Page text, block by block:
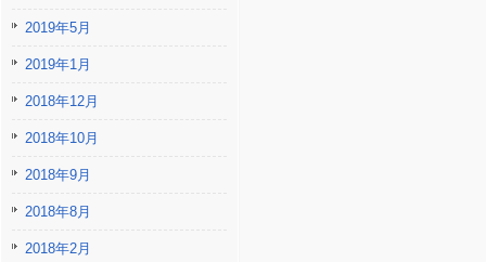
2019年5月
2019年1月
2018年12月
2018年10月
2018年9月
2018年8月
2018年2月